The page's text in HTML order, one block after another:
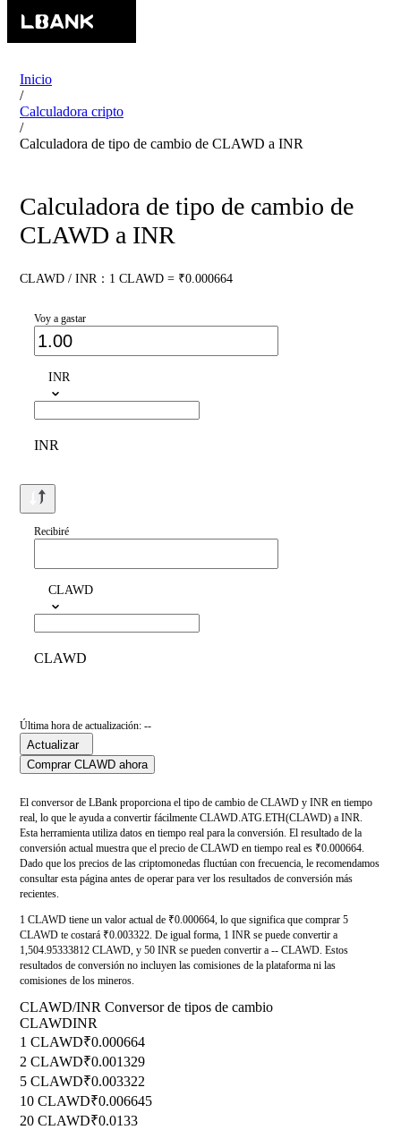
Inicio
/
Calculadora cripto
/
Calculadora de tipo de cambio de CLAWD a INR
Calculadora de tipo de cambio de
CLAWD a INR
CLAWD / INR：1 CLAWD = ₹0.000664
Voy a gastar
INR
INR
Recibiré
CLAWD
CLAWD
Última hora de actualización: --
Actualizar
Comprar CLAWD ahora
El conversor de LBank proporciona el tipo de cambio de CLAWD y INR en tiempo
real, lo que le ayuda a convertir fácilmente CLAWD.ATG.ETH(CLAWD) a INR.
Esta herramienta utiliza datos en tiempo real para la conversión. El resultado de la
conversión actual muestra que el precio de CLAWD en tiempo real es ₹0.000664.
Dado que los precios de las criptomonedas fluctúan con frecuencia, le recomendamos
consultar esta página antes de operar para ver los resultados de conversión más
recientes.
1 CLAWD tiene un valor actual de ₹0.000664, lo que significa que comprar 5
CLAWD te costará ₹0.003322. De igual forma, 1 INR se puede convertir a
1,504.95333812 CLAWD, y 50 INR se pueden convertir a -- CLAWD. Estos
resultados de conversión no incluyen las comisiones de la plataforma ni las
comisiones de los mineros.
CLAWD/INR Conversor de tipos de cambio
CLAWDINR
1 CLAWD₹0.000664
2 CLAWD₹0.001329
5 CLAWD₹0.003322
10 CLAWD₹0.006645
20 CLAWD₹0.0133